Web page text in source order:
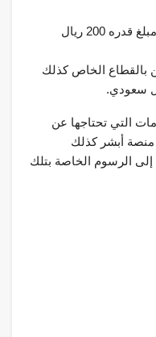
وتبلع قيمة تجديده للمرافقين مبلغ قدره 200 ريال
بالقطاع الخاص كذلك
التي تحتاجها عن
أبشر كذلك
إلى الرسوم الخاصة بتلك